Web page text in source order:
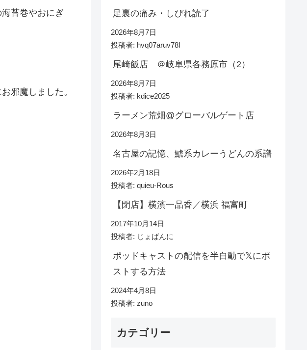
苔巻やおにぎ
邪魔しました。
足裏の痛み・しびれ読了
2026年8月7日
投稿者: hvq07aruv78l
尾崎飯店 ＠岐阜県各務原市（2）
2026年8月7日
投稿者: kdice2025
ラーメン荒畑@グローバルゲート店
2026年8月3日
名古屋の記憶、鯱系カレーうどんの系譜
2026年2月18日
投稿者: quieu-Rous
【閉店】横濱一品香／横浜 福富町
2017年10月14日
投稿者: じょばんに
ポッドキャストの配信を半自動で𝕏にポ
ストする方法
2024年4月8日
投稿者: zuno
カテゴリー